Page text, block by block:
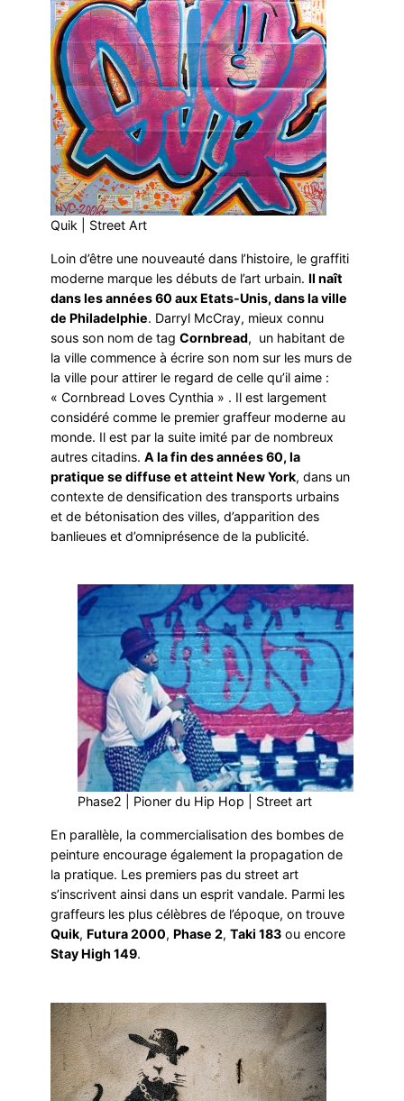
Quik | Street Art
Loin d’être une nouveauté dans l’histoire, le graffiti
moderne marque les débuts de l’art urbain. Il naît
dans les années 60 aux Etats-Unis, dans la ville
de Philadelphie. Darryl McCray, mieux connu
sous son nom de tag Cornbread, un habitant de
la ville commence à écrire son nom sur les murs de
la ville pour attirer le regard de celle qu’il aime :
« Cornbread Loves Cynthia » . Il est largement
considéré comme le premier graffeur moderne au
monde. Il est par la suite imité par de nombreux
autres citadins. A la fin des années 60, la
pratique se diffuse et atteint New York, dans un
contexte de densification des transports urbains
et de bétonisation des villes, d’apparition des
banlieues et d’omniprésence de la publicité.
Phase2 | Pioner du Hip Hop | Street art
En parallèle, la commercialisation des bombes de
peinture encourage également la propagation de
la pratique. Les premiers pas du street art
s’inscrivent ainsi dans un esprit vandale. Parmi les
graffeurs les plus célèbres de l’époque, on trouve
Quik, Futura 2000, Phase 2, Taki 183 ou encore
Stay High 149.